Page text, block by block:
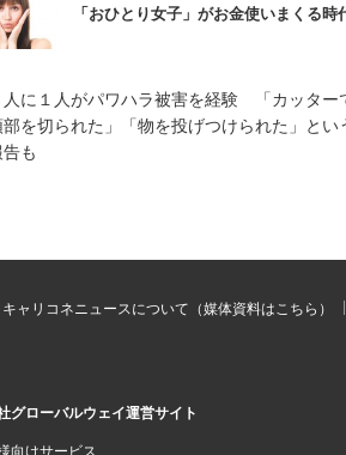
の会社はブラック」
いう人は少数
夫の勤務先をブラック企業だと思う
と回答している。理由として1番多か
勤め先はブラック企業」と回答し
「おひとり女子」がお金使いまくる
人に１人がパワハラ被害を経験 「カッター
を切られた」「物を投げつけられた」とい
も
キャリコネニュースについて（媒体資料はこちら）
グローバルウェイ運営サイト
向けサービス